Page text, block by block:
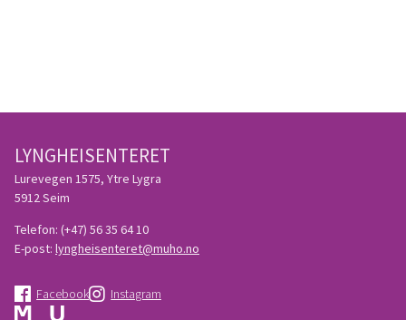
LYNGHEISENTERET
Lurevegen 1575, Ytre Lygra
5912 Seim
Telefon: (+47) 56 35 64 10
E-post: lyngheisenteret@muho.no
Facebook Instagram